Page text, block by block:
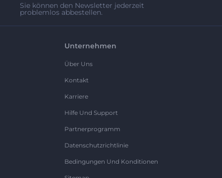
Sie können den Newsletter jederzeit
problemlos abbestellen.
Unternehmen
Über Uns
Kontakt
Karriere
Hilfe Und Support
Partnerprogramm
Datenschutzrichtlinie
Bedingungen Und Konditionen